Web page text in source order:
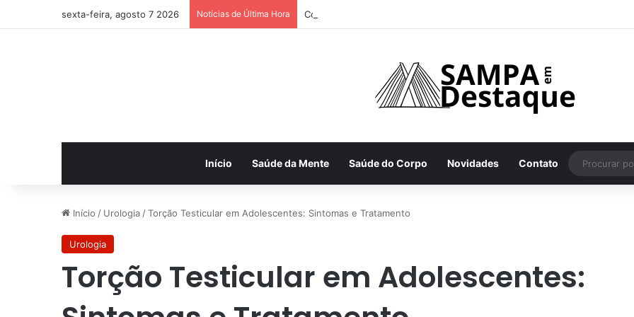
sexta-feira, agosto 7 2026 Notícias de Última Hora Como achar os melhores lugares para happy hour na sua região
Início Saúde da Mente Saúde do Corpo Novidades Contato
Início / Urologia /Torção Testicular em Adolescentes: Sintomas e Tratamento
Urologia
Torção Testicular em Adolescentes: